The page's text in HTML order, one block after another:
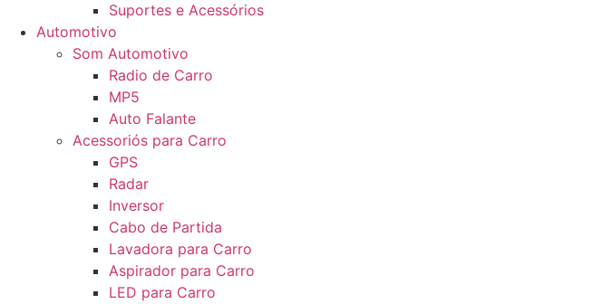
Suportes e Acessórios
Automotivo
Som Automotivo
Radio de Carro
MP5
Auto Falante
Acessoriós para Carro
GPS
Radar
Inversor
Cabo de Partida
Lavadora para Carro
Aspirador para Carro
LED para Carro